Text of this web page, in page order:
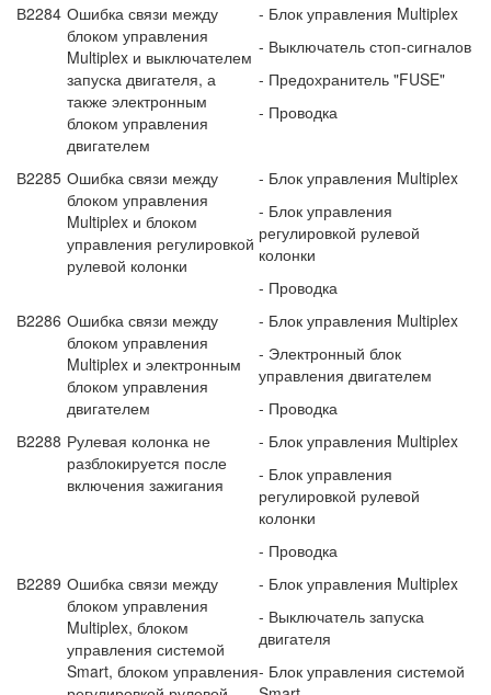
В2284 Ошибка связи между
блоком управления
Multiplex и выклю­чателем
запуска двигателя, а
также электронным
блоком управления
двигателем
- Блок управления Multiplex
- Выключатель стоп-сигналов
- Предохранитель "FUSE"
- Проводка
В2285 Ошибка связи между
блоком управления
Multiplex и блоком
управления регулировкой
рулевой колонки
- Блок управления Multiplex
- Блок управления
регулировкой рулевой
колонки
- Проводка
В2286 Ошибка связи между
блоком управления
Multiplex и электронным
блоком управления
двигателем
- Блок управления Multiplex
- Электронный блок
управления двигателем
- Проводка
В2288 Рулевая колонка не
разблокируется после
включения зажигания
- Блок управления Multiplex
- Блок управления
регулировкой рулевой
колонки
- Проводка
В2289 Ошибка связи между
блоком управления
Multiplex, блоком
управления системой
Smart, блоком управления
- Блок управления Multiplex
- Выключатель запуска
двигателя
- Блок управления системой